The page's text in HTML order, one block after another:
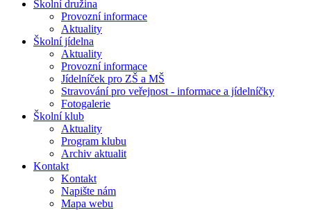
Školní družina
Provozní informace
Aktuality
Školní jídelna
Aktuality
Provozní informace
Jídelníček pro ZŠ a MŠ
Stravování pro veřejnost - informace a jídelníčky
Fotogalerie
Školní klub
Aktuality
Program klubu
Archiv aktualit
Kontakt
Kontakt
Napište nám
Mapa webu